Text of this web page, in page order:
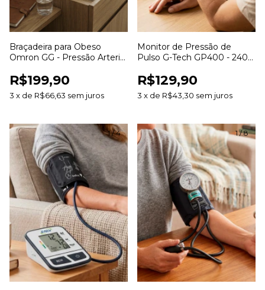
Braçadeira para Obeso
Omron GG - Pressão Arterial
R$199,90
3 x de R$66,63 sem juros
Monitor de Pressão de
Pulso G-Tech GP400 - 240
R$129,90
3 x de R$43,30 sem juros
1/4 1/8